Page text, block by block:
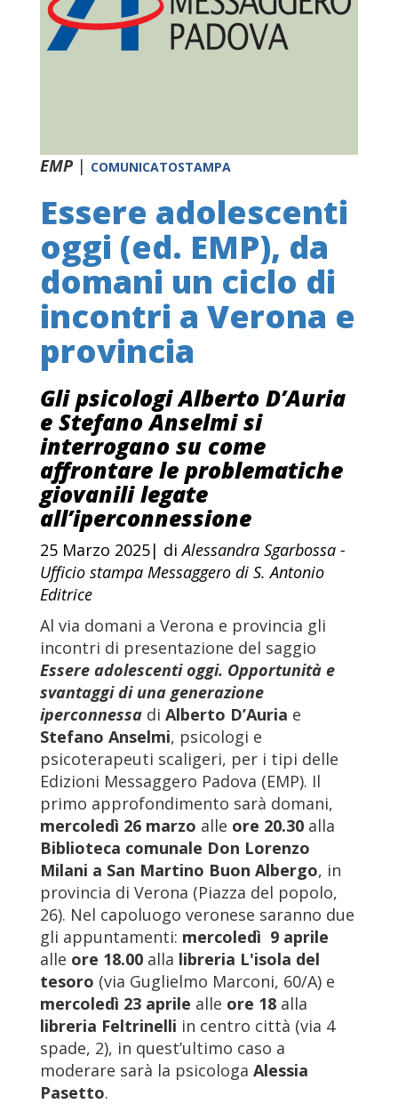
EMP | COMUNICATOSTAMPA
Essere adolescenti
oggi (ed. EMP), da
domani un ciclo di
incontri a Verona e
provincia
Gli psicologi Alberto D’Auria
e Stefano Anselmi si
interrogano su come
affrontare le problematiche
giovanili legate
all’iperconnessione
25 Marzo 2025| diAlessandra Sgarbossa -
Ufficio stampa Messaggero di S. Antonio
Editrice
Al via domani a Verona e provincia gli
incontri di presentazione del saggio
Essere adolescenti oggi. Opportunità e
svantaggi di una generazione
iperconnessa di Alberto D’Auria e
Stefano Anselmi, psicologi e
psicoterapeuti scaligeri, per i tipi delle
Edizioni Messaggero Padova (EMP). Il
primo approfondimento sarà domani,
mercoledì 26 marzo alle ore 20.30 alla
Biblioteca comunale Don Lorenzo
Milani a San Martino Buon Albergo, in
provincia di Verona (Piazza del popolo,
26). Nel capoluogo veronese saranno due
gli appuntamenti: mercoledì 9 aprile
alle ore 18.00 alla libreria L'isola del
tesoro (via Guglielmo Marconi, 60/A) e
mercoledì 23 aprile alle ore 18 alla
libreria Feltrinelli in centro città (via 4
spade, 2), in quest’ultimo caso a
moderare sarà la psicologa Alessia
Pasetto.